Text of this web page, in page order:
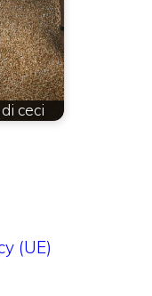
ceci
(UE)